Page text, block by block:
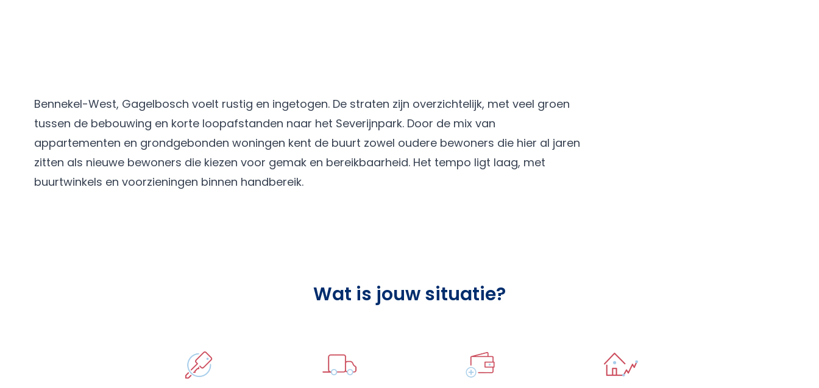
Bennekel-West, Gagelbosch voelt rustig en ingetogen. De straten zijn overzichtelijk, met veel groen
tussen de bebouwing en korte loopafstanden naar het Severijnpark. Door de mix van
appartementen en grondgebonden woningen kent de buurt zowel oudere bewoners die hier al jaren
zitten als nieuwe bewoners die kiezen voor gemak en bereikbaarheid. Het tempo ligt laag, met
buurtwinkels en voorzieningen binnen handbereik.
Wat is jouw situatie?